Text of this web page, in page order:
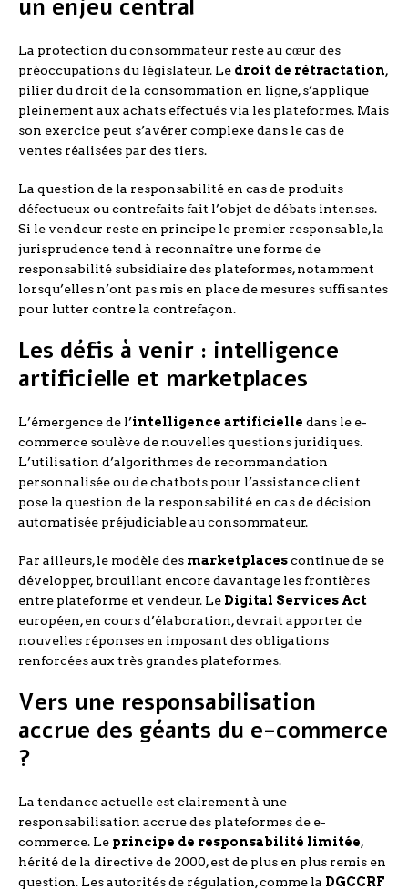
un enjeu central
La protection du consommateur reste au cœur des
préoccupations du législateur. Le droit de rétractation,
pilier du droit de la consommation en ligne, s’applique
pleinement aux achats effectués via les plateformes. Mais
son exercice peut s’avérer complexe dans le cas de
ventes réalisées par des tiers.
La question de la responsabilité en cas de produits
défectueux ou contrefaits fait l’objet de débats intenses.
Si le vendeur reste en principe le premier responsable, la
jurisprudence tend à reconnaître une forme de
responsabilité subsidiaire des plateformes, notamment
lorsqu’elles n’ont pas mis en place de mesures suffisantes
pour lutter contre la contrefaçon.
Les défis à venir : intelligence
artificielle et marketplaces
L’émergence de l’intelligence artificielle dans le e-
commerce soulève de nouvelles questions juridiques.
L’utilisation d’algorithmes de recommandation
personnalisée ou de chatbots pour l’assistance client
pose la question de la responsabilité en cas de décision
automatisée préjudiciable au consommateur.
Par ailleurs, le modèle des marketplacescontinue de se
développer, brouillant encore davantage les frontières
entre plateforme et vendeur. Le Digital Services Act
européen, en cours d’élaboration, devrait apporter de
nouvelles réponses en imposant des obligations
renforcées aux très grandes plateformes.
Vers une responsabilisation
accrue des géants du e-commerce
?
La tendance actuelle est clairement à une
responsabilisation accrue des plateformes de e-
commerce. Le principe de responsabilité limitée,
hérité de la directive de 2000, est de plus en plus remis en
question. Les autorités de régulation, comme la DGCCRF